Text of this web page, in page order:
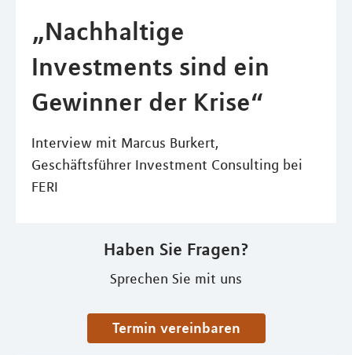
„Nachhaltige
Investments sind ein
Gewinner der Krise“
Interview mit Marcus Burkert,
Geschäftsführer Investment Consulting bei
FERI
Haben Sie Fragen?
Sprechen Sie mit uns
Termin vereinbaren